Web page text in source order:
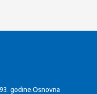
godine.Osnovna